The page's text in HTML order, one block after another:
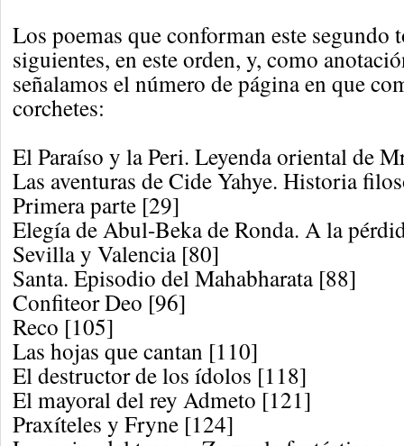
Los poemas que conforman este segundo
siguientes, en este orden, y, como
señalamos el número de página en que
corchetes:
El Paraíso y la Peri. Leyenda oriental de
Las aventuras de Cide Yahye. Historia
Primera parte [29]
Elegía de Abul-Beka de Ronda. A la
Sevilla y Valencia [80]
Santa. Episodio del Mahabharata [88]
Confiteor Deo [96]
Reco [105]
Las hojas que cantan [110]
El destructor de los ídolos [118]
El mayoral del rey Admeto [121]
Praxíteles y Fryne [124]